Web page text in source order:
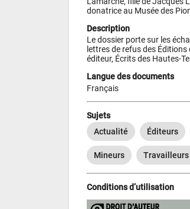
donatrice au Musée des
Description
Le dossier porte sur les
lettres de refus des Éditions
éditeur, Écrits des Hautes-
Langue des documents
Français
Sujets
Actualité
Éditeurs
Mineurs
Conditions d’utilisation